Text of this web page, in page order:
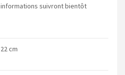
informations suivront bientôt
22 cm